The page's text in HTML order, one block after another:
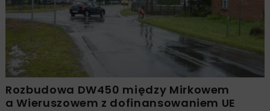
Rozbudowa DW450 między Mirkowem
a Wieruszowem z dofinansowaniem UE